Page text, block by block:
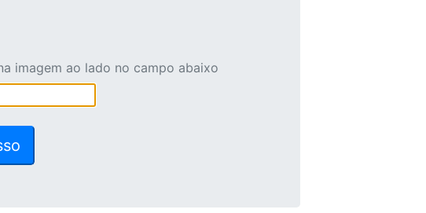
imagem ao lado no campo abaixo